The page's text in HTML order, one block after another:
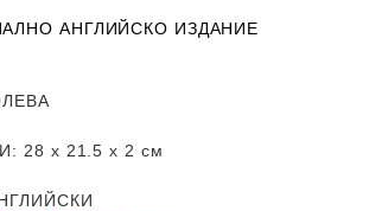
АНГЛИЙСКО ИЗДАНИЕ
: 28 х 21.5 х 2 см